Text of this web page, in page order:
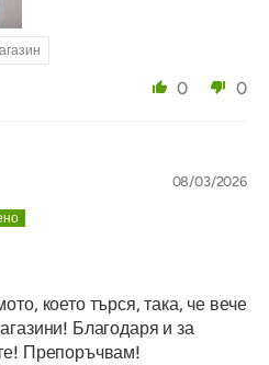
0 0
08/03/2026
което търся, така, че вече
Благодаря и за
Препоръчвам!